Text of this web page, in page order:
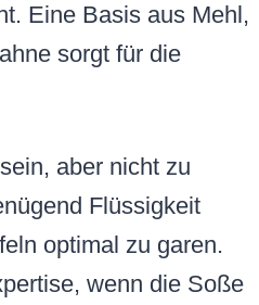
Eine Basis aus Mehl,
sorgt für die
aber nicht zu
Flüssigkeit
optimal zu garen.
wenn die Soße